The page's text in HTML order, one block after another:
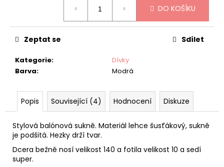
DO KOŠÍKU
Kategorie:
Dívky
Barva: Modrá
Zeptat se Sdílet
Popis Související (4) Hodnocení Diskuze
Stylová balónová sukně. Materiál lehce šusťákový, sukně
je podšitá. Hezky drží tvar.
Dcera bežně nosí velikost 140 a fotila velikost 10 a sedí
super.
BASIC
PUNČOCHY
TMAVĚ
135
Kč
270